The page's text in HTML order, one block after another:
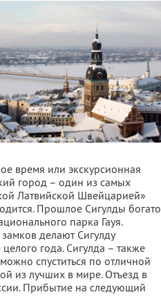
время или экскурсионная
город – один из самых
Латвийской Швейцарией»
Прошлое Сигулды богато
парка Гауя.
делают Сигулду
года. Сигулда – также
спуститься по отличной
из лучших в мире. Отъезд в
Прибытие на следующий